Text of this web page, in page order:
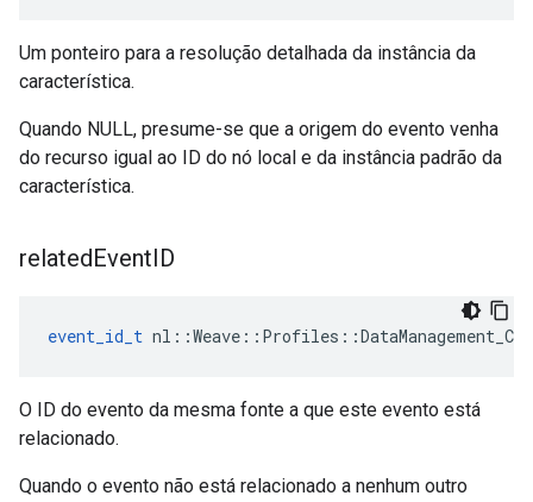
Um ponteiro para a resolução detalhada da instância da
característica.
Quando NULL, presume-se que a origem do evento venha
do recurso igual ao ID do nó local e da instância padrão da
característica.
relatedEventID
event_id_t
O ID do evento da mesma fonte a que este evento está
relacionado.
Quando o evento não está relacionado a nenhum outro